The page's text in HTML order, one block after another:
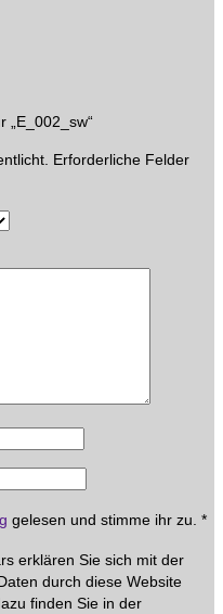
„E_002_sw“
Erforderliche Felder
gelesen und stimme ihr zu. *
erklären Sie sich mit der
durch diese Website
finden Sie in der